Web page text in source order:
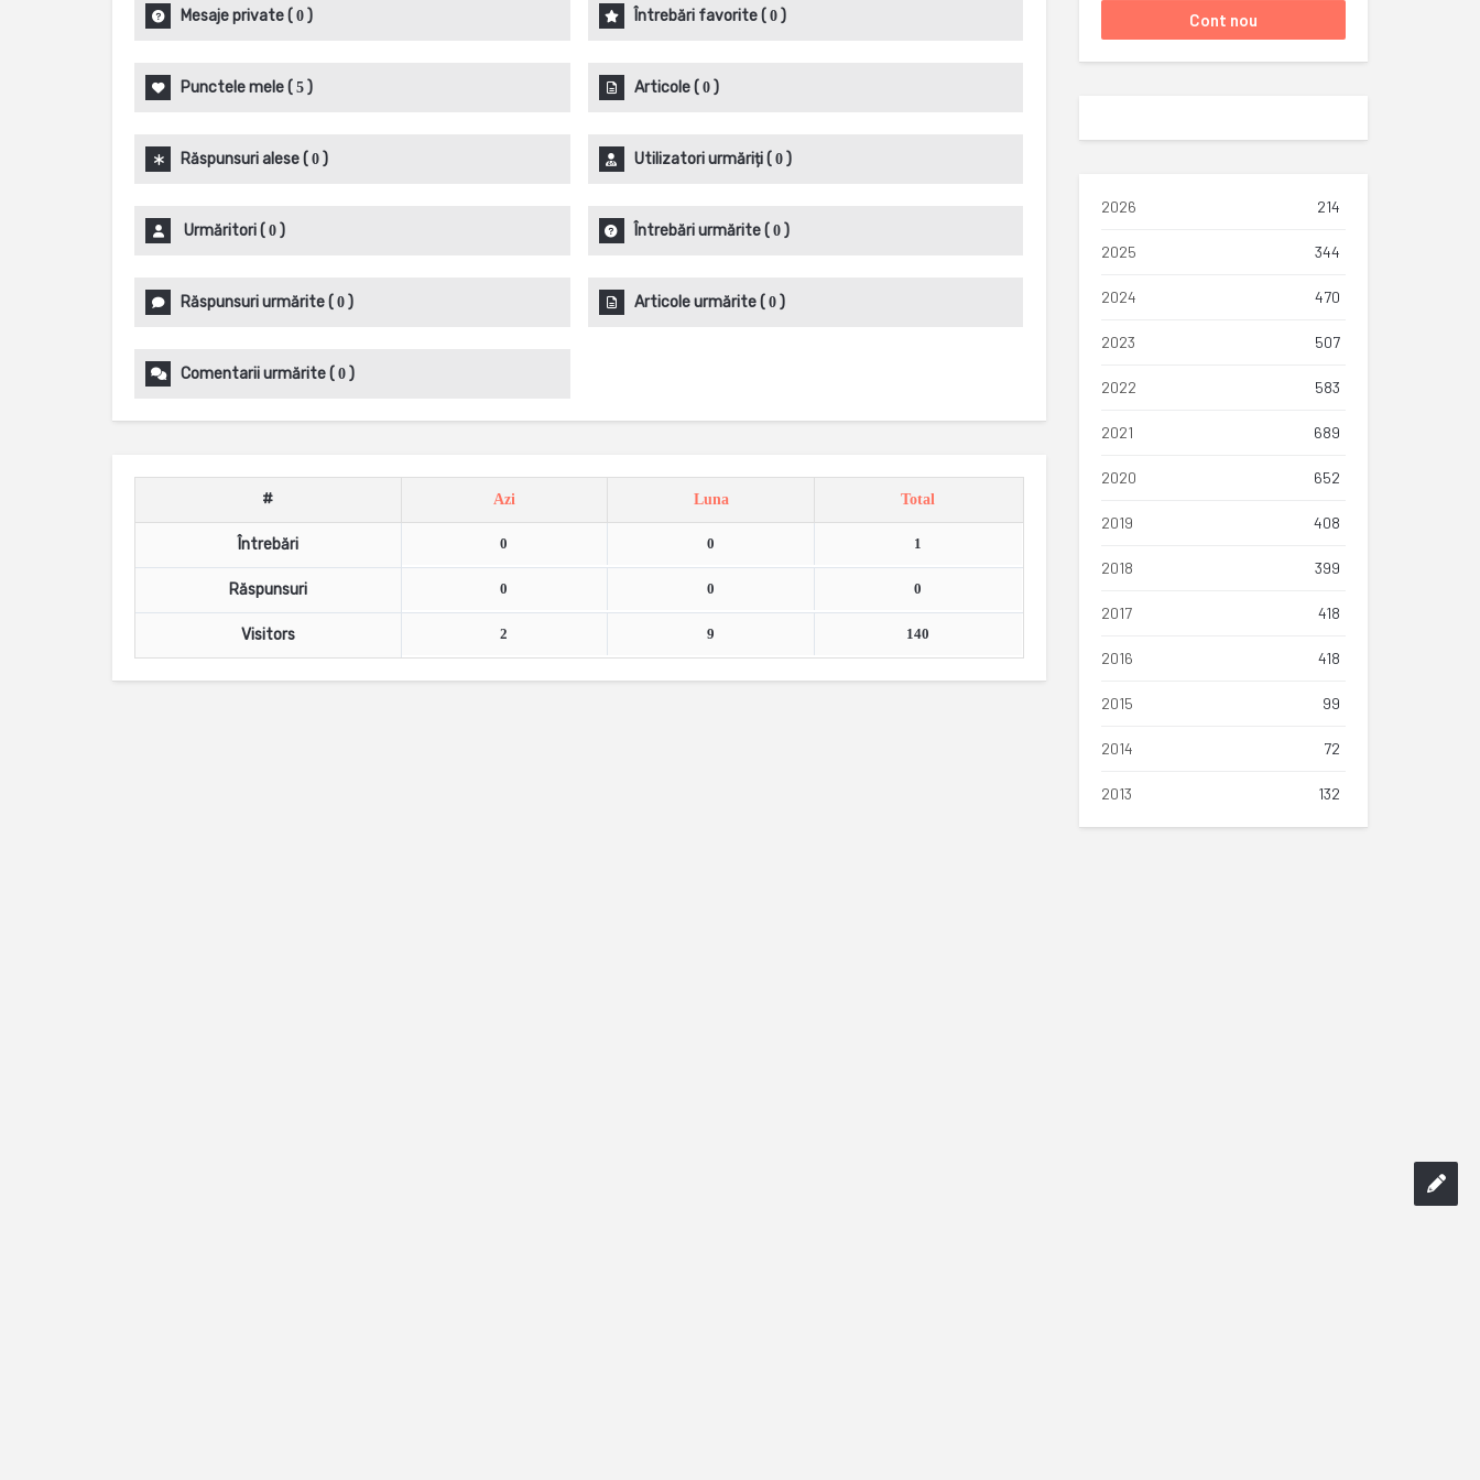
Mesaje private( 0 ) Întrebări favorite( 0)
Punctele mele( 5 ) Articole( 0)
Răspunsuri alese( 0 ) Utilizatori urmăriți( 0)
Urmăritori( 0 ) Întrebări urmărite( 0)
Răspunsuri urmărite( 0 ) Articole urmărite( 0)
Comentarii urmărite( 0 )
# Azi Luna Total
Întrebări 0 0 1
Răspunsuri 0 0 0
Visitors 2 9 140
2026 214
2025 344
2024 470
2023 507
2022 583
2021 689
2020 652
2019 408
2018 399
2017 418
2016 418
2015 99
2014 72
2013 132